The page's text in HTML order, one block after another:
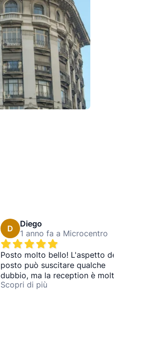
D
Diego
1 anno fa a Microcentro
Posto molto bello! L'aspetto del
posto può suscitare qualche
dubbio, ma la reception è molto
gentile e attenta. Prima volta sulla
Scopri di più